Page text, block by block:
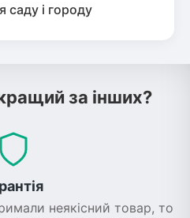
саду і городу
за інших?
неякісний товар, то